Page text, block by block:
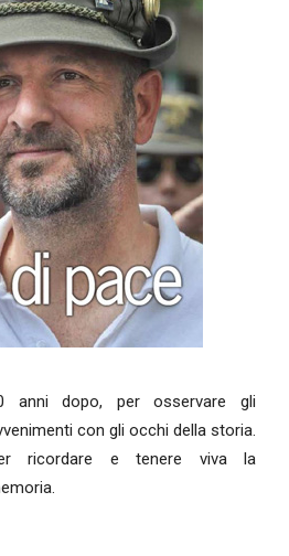
anni dopo, per osservare gli
con gli occhi della storia.
ricordare e tenere viva la